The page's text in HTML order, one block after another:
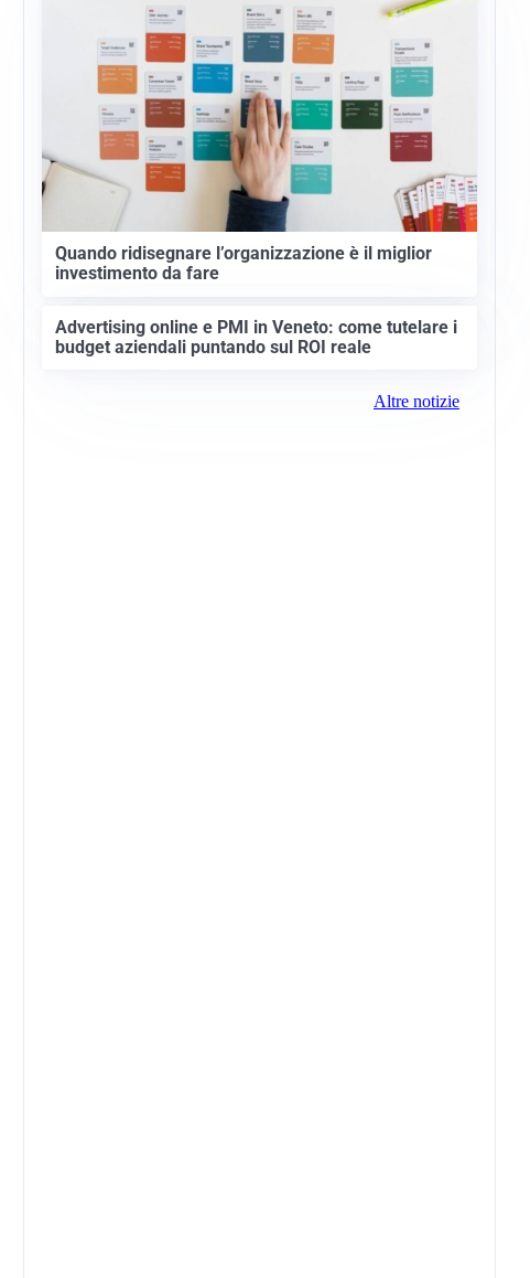
Quando ridisegnare l’organizzazione è il miglior
investimento da fare
Advertising online e PMI in Veneto: come tutelare i
budget aziendali puntando sul ROI reale
Altre notizie